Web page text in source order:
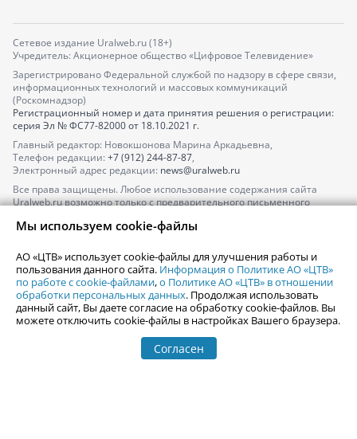
Сетевое издание Uralweb.ru (18+)
Учредитель: Акционерное общество «Цифровое Телевидение»
Зарегистрировано Федеральной службой по надзору в сфере связи,
информационных технологий и массовых коммуникаций
(Роскомнадзор)
Регистрационный номер и дата принятия решения о регистрации:
серия Эл № ФС77-82000от 18.10.2021 г.
Главный редактор: Новокшонова Марина Аркадьевна,
Телефон редакции: +7 (912) 244-87-87,
Электронный адрес редакции: news@uralweb.ru
Все права защищены. Любое использование содержания сайта
Uralweb.ru возможно только с предварительного письменного
По вопросам размещения рекламы обращайтесь по тел.
По вопросам размещения информации в разделе «Афиша»
afisha@uralweb.ru
Пользовательское соглашение на использование сайта
Политика АО «ЦТВ» в отношении обработки персональных данных
Мы используем cookie-файлы
АО «ЦТВ» использует cookie-файлы для улучшения работы и
пользования данного сайта. Информация о Политике АО «ЦТВ»
по работе с cookie-файлами,о Политике АО «ЦТВ» в отношении
обработки персональных данных. Продолжая использовать
данный сайт, Вы даете согласие на обработку cookie-файлов. Вы
можете отключить cookie-файлы в настройках Вашего браузера.
Согласен